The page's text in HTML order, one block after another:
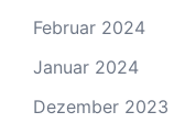
Februar 2024
Januar 2024
Dezember 2023